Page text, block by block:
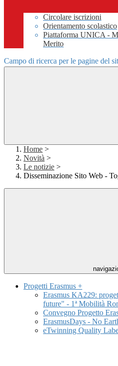
Circolare iscrizioni
Orientamento scolastico
Piattaforma UNICA -
Merito
Campo di ricerca per le pagine del
Home >
Novità >
Le notizie >
Disseminazione Sito Web -
Progetti Erasmus +
Erasmus KA229:
future" - 1ª Mobilità
Convegno Progetto
ErasmusDays - No
eTwinning Quality